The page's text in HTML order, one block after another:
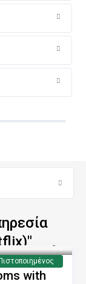
Πιστοποιημένος
with